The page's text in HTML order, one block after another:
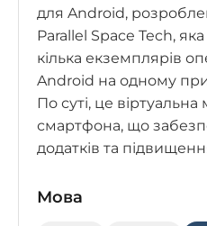
для Android,
Parallel Space Tech,
кілька екземплярів
Android на одному
По суті, це
смартфона, що
додатків та
Мова